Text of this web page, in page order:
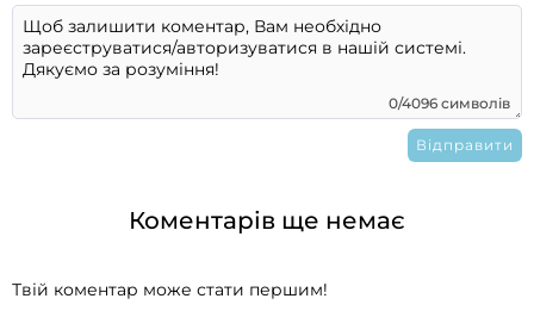
0/4096 символів
Коментарів ще немає
Твій коментар може стати першим!